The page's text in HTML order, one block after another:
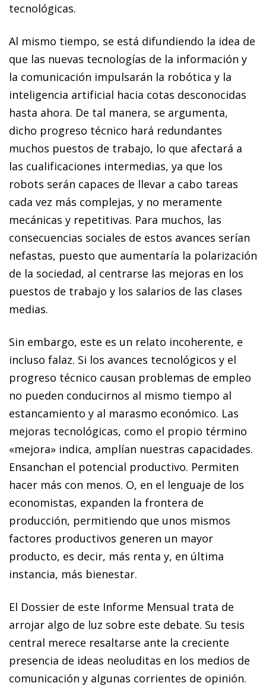
tecnológicas.
Al mismo tiempo, se está difundiendo la idea de
que las nuevas tecnologías de la información y
la comunicación impulsarán la robótica y la
inteligencia artificial hacia cotas desconocidas
hasta ahora. De tal manera, se argumenta,
dicho progreso técnico hará redundantes
muchos puestos de trabajo, lo que afectará a
las cualificaciones intermedias, ya que los
robots serán capaces de llevar a cabo tareas
cada vez más complejas, y no meramente
mecánicas y repetitivas. Para muchos, las
consecuencias sociales de estos avances serían
nefastas, puesto que aumentaría la polarización
de la sociedad, al centrarse las mejoras en los
puestos de trabajo y los salarios de las clases
medias.
Sin embargo, este es un relato incoherente, e
incluso falaz. Si los avances tecnológicos y el
progreso técnico causan problemas de empleo
no pueden conducirnos al mismo tiempo al
estancamiento y al marasmo económico. Las
mejoras tecnológicas, como el propio término
«mejora» indica, amplían nuestras capacidades.
Ensanchan el potencial productivo. Permiten
hacer más con menos. O, en el lenguaje de los
economistas, expanden la frontera de
producción, permitiendo que unos mismos
factores productivos generen un mayor
producto, es decir, más renta y, en última
instancia, más bienestar.
El Dossier de este Informe Mensual trata de
arrojar algo de luz sobre este debate. Su tesis
central merece resaltarse ante la creciente
presencia de ideas neoluditas en los medios de
comunicación y algunas corrientes de opinión.